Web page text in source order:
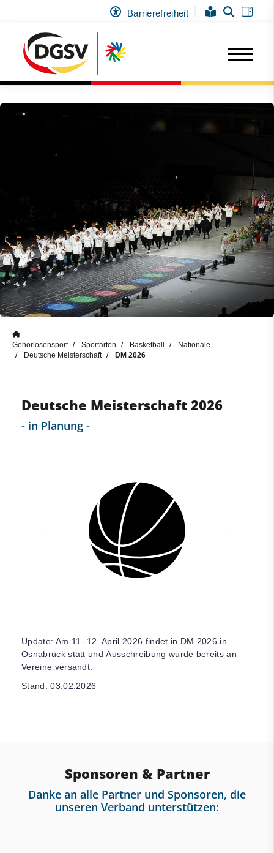
Barrierefreiheit
Gehörlosensport Sportarten Basketball
Nationale
Deutsche Meisterschaft
DM 2026
Deutsche Meisterschaft 2026
- in Planung -
Update: Am 11.-12. April 2026 findet in DM 2026 in
Osnabrück statt und Ausschreibung wurde bereits an
Vereine versandt.
Stand: 03.02.2026
Sponsoren & Partner
Danke an alle Partner und Sponsoren, die
unseren Verband unterstützen: